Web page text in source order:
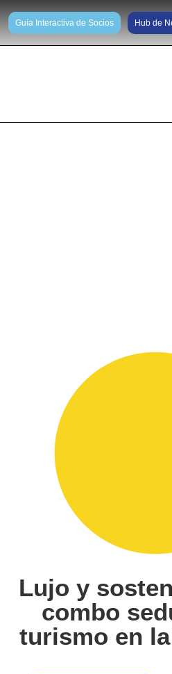
Guía Interactiva de Socios Hub de
Lujo y
combo
turismo en